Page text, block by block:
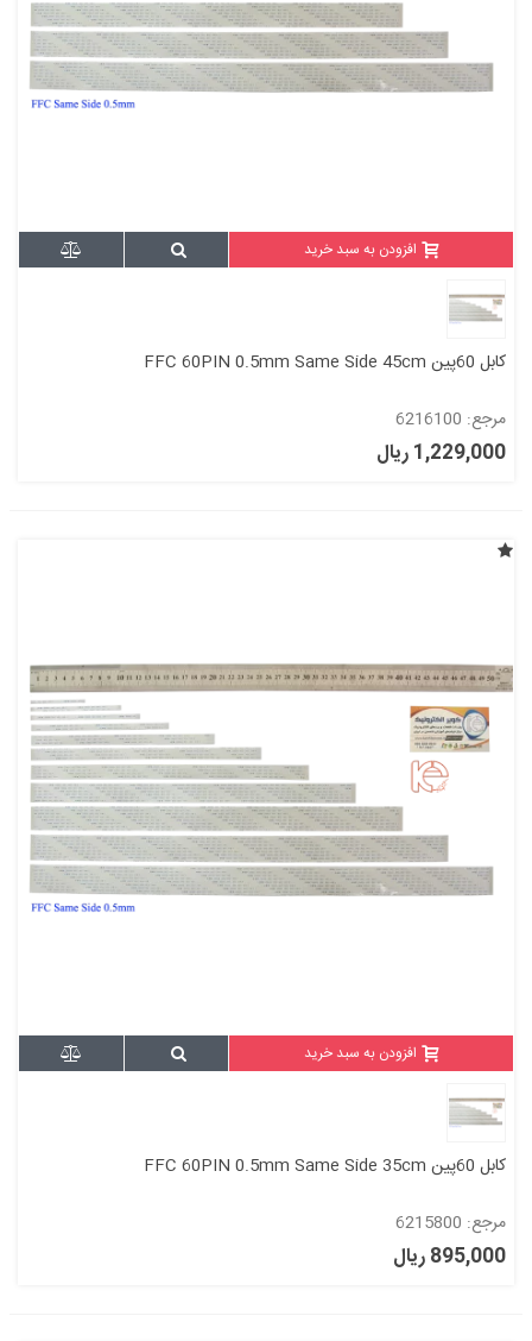
افزودن به سبد خرید
کابل 60پین FFC 60PIN 0.5mm Same Side 45cm
مرجع: 6216100
1,229,000 ریال
افزودن به سبد خرید
کابل 60پین FFC 60PIN 0.5mm Same Side 35cm
مرجع: 6215800
895,000 ریال